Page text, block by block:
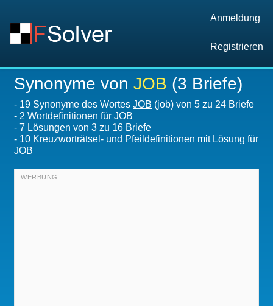
Anmeldung
Registrieren
Synonyme von JOB (3 Briefe)
- 19 Synonyme des Wortes JOB (job) von 5 zu 24 Briefe
- 2 Wortdefinitionen für JOB
- 7 Lösungen von 3 zu 16 Briefe
- 10 Kreuzworträtsel- und Pfeildefinitionen mit Lösung für
JOB